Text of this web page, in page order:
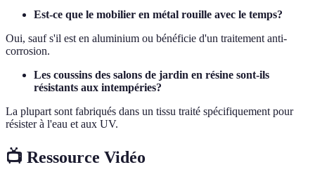
Est-ce que le mobilier en métal rouille avec le temps?
Oui, sauf s'il est en aluminium ou bénéficie d'un traitement anti-
corrosion.
Les coussins des salons de jardin en résine sont-ils
résistants aux intempéries?
La plupart sont fabriqués dans un tissu traité spécifiquement pour
résister à l'eau et aux UV.
📺 Ressource Vidéo